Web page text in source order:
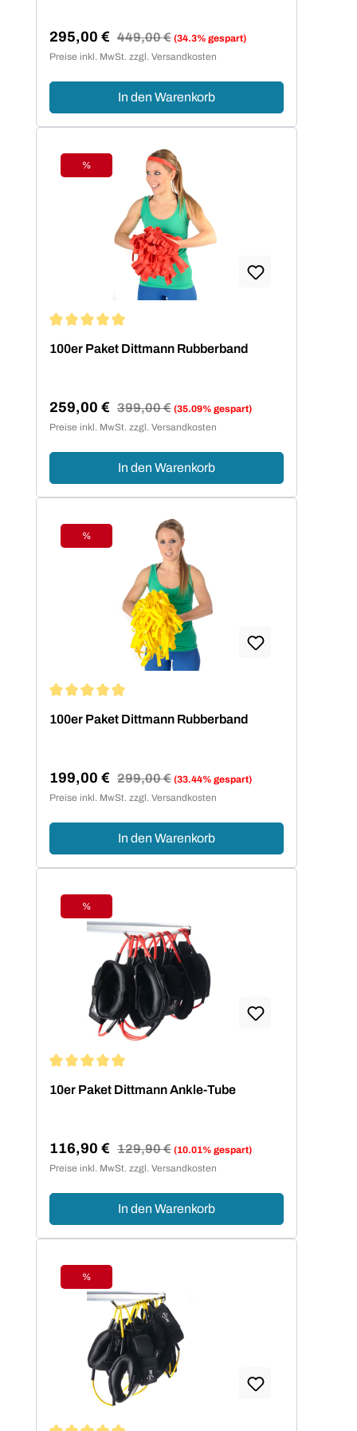
Verkaufspreis:
295,00 € Regulärer Preis:
449,00 € (34.3% gespart)
Preise inkl. MwSt. zzgl. Versandkosten
In den Warenkorb
Rabatt
%
100er Paket Dittmann Rubberband
Verkaufspreis:
259,00 € Regulärer Preis:
399,00 € (35.09% gespart)
Preise inkl. MwSt. zzgl. Versandkosten
In den Warenkorb
Rabatt
%
100er Paket Dittmann Rubberband
Verkaufspreis:
199,00 € Regulärer Preis:
299,00 € (33.44% gespart)
Preise inkl. MwSt. zzgl. Versandkosten
In den Warenkorb
Rabatt
%
10er Paket Dittmann Ankle-Tube
Verkaufspreis:
116,90 € Regulärer Preis:
129,90 € (10.01% gespart)
Preise inkl. MwSt. zzgl. Versandkosten
In den Warenkorb
Rabatt
%